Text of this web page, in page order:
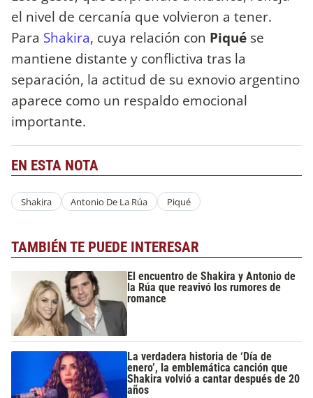
el nivel de cercanía que volvieron a tener.
Para Shakira, cuya relación con Piqué se
mantiene distante y conflictiva tras la
separación, la actitud de su exnovio argentino
aparece como un respaldo emocional
importante.
EN ESTA NOTA
Shakira Antonio De La Rúa Piqué
TAMBIÉN TE PUEDE INTERESAR
El encuentro de Shakira y Antonio de
la Rúa que reavivó los rumores de
romance
La verdadera historia de ‘Día de
enero’, la emblemática canción que
Shakira volvió a cantar después de 20
años